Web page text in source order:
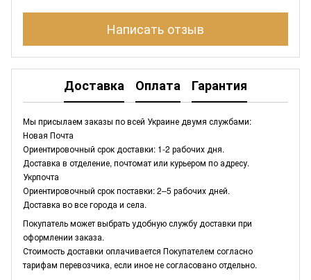
Написать отзыв
Доставка Оплата Гарантия
Мы присылаем заказы по всей Украине двумя службами:
Новая Почта
Ориентировочный срок доставки: 1-2 рабочих дня.
Доставка в отделение, почтомат или курьером по адресу.
Укрпочта
Ориентировочный срок поставки: 2–5 рабочих дней.
Доставка во все города и села.
Покупатель может выбрать удобную службу доставки при
оформлении заказа.
Стоимость доставки оплачивается Покупателем согласно
тарифам перевозчика, если иное не согласовано отдельно.